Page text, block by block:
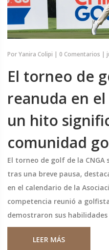
PorYanira Colipi | 0 Comentarios |
El torneo de
reanuda en
un hito
comunidad
El torneo de golf de la CNGA
tras una breve pausa,
en el calendario de la
competencia reunió a
demostraron sus
primeras posiciones. La
presidente de la CNGA,
LEER MÁS